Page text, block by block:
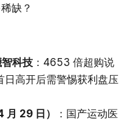
缺？
科技 ：4653 倍超购说
日高开后需警惕获利盘压
29 日）
：国产运动医